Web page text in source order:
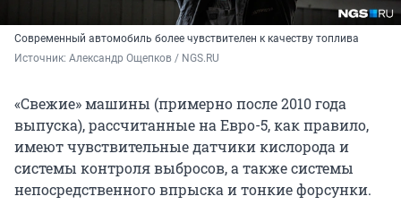
Современный автомобиль более чувствителен к качеству топлива
Источник: Александр Ощепков / NGS.RU
«Свежие» машины (примерно после 2010 года
выпуска), рассчитанные на Евро-5, как правило,
имеют чувствительные датчики кислорода и
системы контроля выбросов, а также системы
непосредственного впрыска и тонкие форсунки.